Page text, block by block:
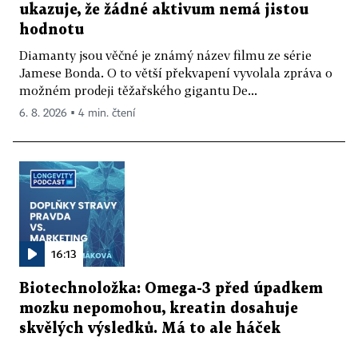
ukazuje, že žádné aktivum nemá jistou
hodnotu
Diamanty jsou věčné je známý název filmu ze série
Jamese Bonda. O to větší překvapení vyvolala zpráva o
možném prodeji těžařského gigantu De...
6. 8. 2026 ▪ 4 min. čtení
16:13
Biotechnoložka: Omega-3 před úpadkem
mozku nepomohou, kreatin dosahuje
skvělých výsledků. Má to ale háček